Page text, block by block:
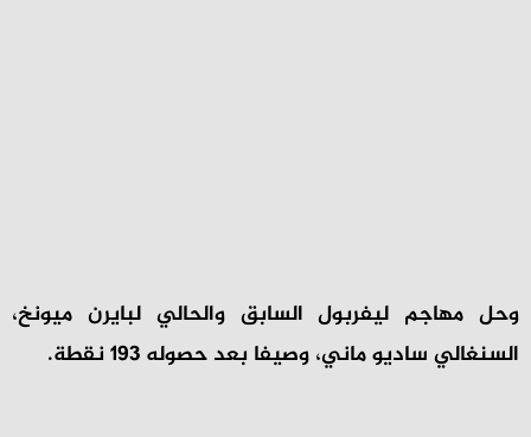
وحل مهاجم ليفربول السابق والحالي لبايرن ميونخ،
السنغالي ساديو ماني، وصيفا بعد حصوله 193 نقطة.